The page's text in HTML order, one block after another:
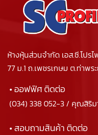
ห้างหุ้นส่วนจำกัด เอส.ซี.โปรไ
77 ม.1 ถ.เพชรเกษม ต.ท่าพ
• ออฟฟิศ ติดต่อ
(034) 338 052-3 / คุณสิริม
• สอบถามสินค้า ติดต่อ